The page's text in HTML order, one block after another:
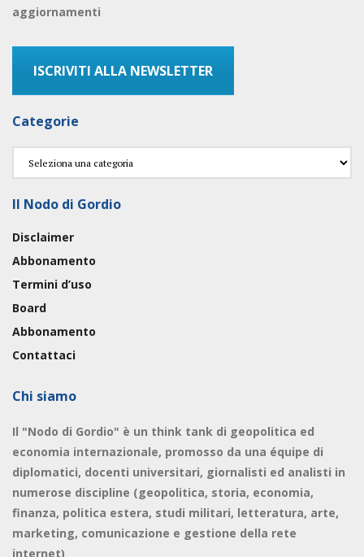
aggiornamenti
ISCRIVITI ALLA NEWSLETTER
Categorie
Categorie
Il Nodo di Gordio
Disclaimer
Abbonamento
Termini d’uso
Board
Abbonamento
Contattaci
Chi siamo
Il "Nodo di Gordio" è un think tank di geopolitica ed
economia internazionale, promosso da una équipe di
diplomatici, docenti universitari, giornalisti ed analisti in
numerose discipline (geopolitica, storia, economia,
finanza, politica estera, studi militari, letteratura, arte,
marketing, comunicazione e gestione della rete
internet)